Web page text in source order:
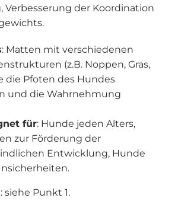
Verbesserung der Koordination
: Matten mit verschiedenen
(z.B. Noppen, Gras,
die Pfoten des Hundes
und die Wahrnehmung
für: Hunde jeden Alters,
zur Förderung der
Entwicklung, Hunde
: siehe Punkt 1.